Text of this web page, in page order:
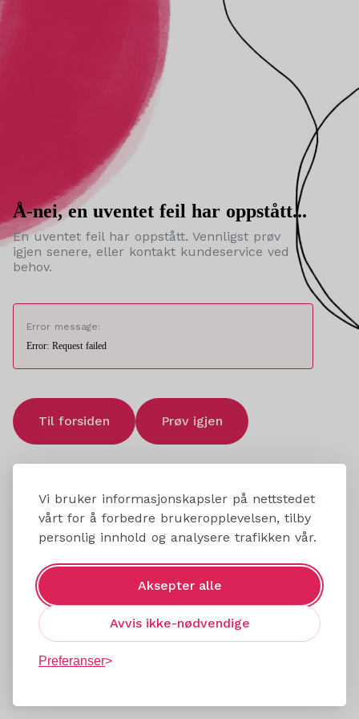
Vi bruker informasjonskapsler på nettstedet
vårt for å forbedre brukeropplevelsen, tilby
personlig innhold og analysere trafikken vår.
Aksepter alle
Avvis ikke-nødvendige
Preferanser
Å-nei, en uventet feil har oppstått...
En uventet feil har oppstått. Vennligst prøv
igjen senere, eller kontakt kundeservice ved
behov.
Error message:
Error: Request failed
Til forsiden Prøv igjen